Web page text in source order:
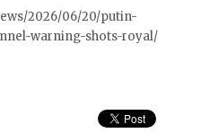
2026/06/20/putin-
warning-shots-royal/